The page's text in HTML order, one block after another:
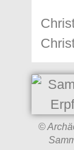
©